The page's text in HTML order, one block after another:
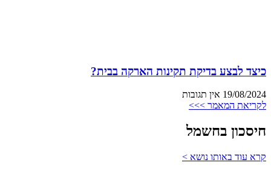
כיצד לבצע בדיקת תקינות הארקה בבית?
19/08/2024 אין תגובות
לקריאת המאמר >>>
חיסכון בחשמל
קרא עוד באותו נושא >